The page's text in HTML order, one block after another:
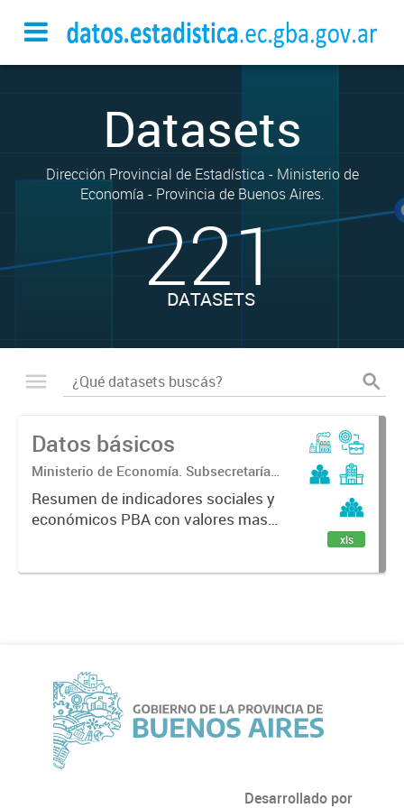
Datasets
Dirección Provincial de Estadística - Ministerio de
Economía - Provincia de Buenos Aires.
221
DATASETS
Datos básicos
Ministerio de Economía. Subsecretaría
de Coordinación Económica y
Estadística. Dirección Provincial de
Estadística.
Resumen de indicadores sociales y
económicos PBA con valores mas
xls
Desarrollado por